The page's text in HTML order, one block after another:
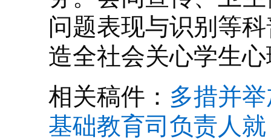
问题表现与识别等
造全社会关心学生
相关稿件： 多措并
基础教育司负责人